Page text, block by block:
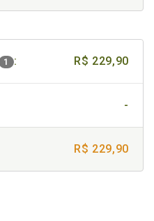
1 : R$ 229,90
-
R$ 229,90